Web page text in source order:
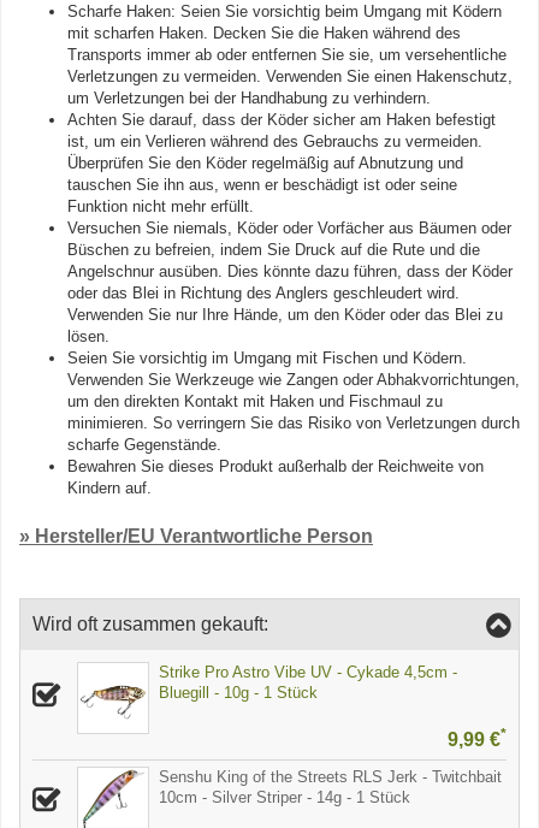
Scharfe Haken: Seien Sie vorsichtig beim Umgang mit Ködern
mit scharfen Haken. Decken Sie die Haken während des
Transports immer ab oder entfernen Sie sie, um versehentliche
Verletzungen zu vermeiden. Verwenden Sie einen Hakenschutz,
um Verletzungen bei der Handhabung zu verhindern.
Achten Sie darauf, dass der Köder sicher am Haken befestigt
ist, um ein Verlieren während des Gebrauchs zu vermeiden.
Überprüfen Sie den Köder regelmäßig auf Abnutzung und
tauschen Sie ihn aus, wenn er beschädigt ist oder seine
Funktion nicht mehr erfüllt.
Versuchen Sie niemals, Köder oder Vorfächer aus Bäumen oder
Büschen zu befreien, indem Sie Druck auf die Rute und die
Angelschnur ausüben. Dies könnte dazu führen, dass der Köder
oder das Blei in Richtung des Anglers geschleudert wird.
Verwenden Sie nur Ihre Hände, um den Köder oder das Blei zu
lösen.
Seien Sie vorsichtig im Umgang mit Fischen und Ködern.
Verwenden Sie Werkzeuge wie Zangen oder Abhakvorrichtungen,
um den direkten Kontakt mit Haken und Fischmaul zu
minimieren. So verringern Sie das Risiko von Verletzungen durch
scharfe Gegenstände.
Bewahren Sie dieses Produkt außerhalb der Reichweite von
Kindern auf.
» Hersteller/EU Verantwortliche Person
Wird oft zusammen gekauft:
Strike Pro Astro Vibe UV - Cykade 4,5cm -
Bluegill - 10g - 1 Stück
9,99 €*
Senshu King of the Streets RLS Jerk - Twitchbait
10cm - Silver Striper - 14g - 1 Stück